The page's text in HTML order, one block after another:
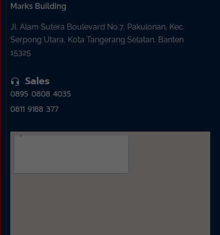
Marks Building
Jl. Alam Sutera Boulevard No.7, Pakulonan, Kec.
Serpong Utara, Kota Tangerang Selatan, Banten
15325
Sales
0895 0808 4035
0811 9188 377